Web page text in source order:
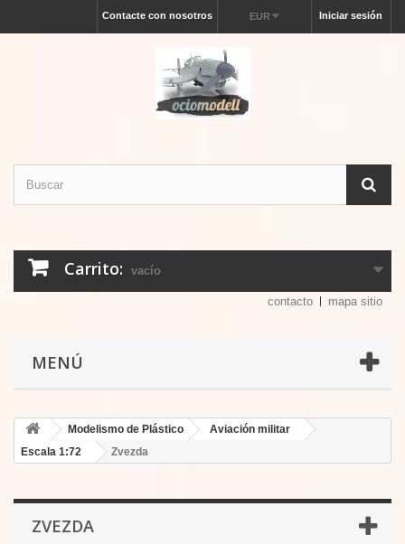
Iniciar sesión
EUR
Contacte con nosotros
Carrito: vacío
contacto mapa sitio
MENÚ
Modelismo de Plástico
Aviación militar
Escala 1:72
Zvezda
ZVEZDA